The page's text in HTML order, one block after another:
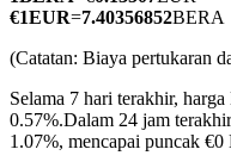
€1EUR=7.40356852BERA
(Catatan: Biaya pertukaran
Selama 7 hari terakhir,
0.57%.Dalam 24 jam
1.07%, mencapai puncak